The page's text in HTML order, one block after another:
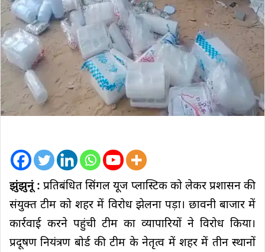
झुंझुनूं : प्रतिबंधित सिंगल यूज प्लास्टिक को लेकर प्रशासन की
संयुक्त टीम को शहर में विरोध झेलना पड़ा। छावनी बाजार में
कार्रवाई करने पहुंची टीम का व्यापारियों ने विरोध किया।
प्रदूषण नियंत्रण बोर्ड की टीम के नेतृत्व में शहर में तीन स्थानों